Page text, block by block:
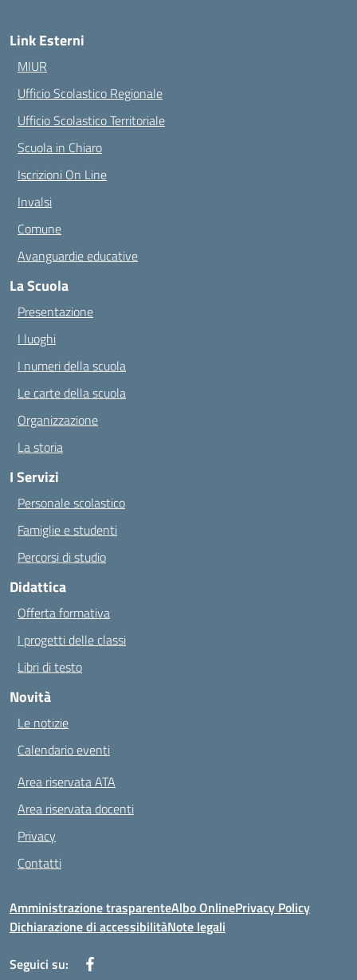
Link Esterni
MIUR
Ufficio Scolastico Regionale
Ufficio Scolastico Territoriale
Scuola in Chiaro
Iscrizioni On Line
Invalsi
Comune
Avanguardie educative
La Scuola
Presentazione
I luoghi
I numeri della scuola
Le carte della scuola
Organizzazione
La storia
I Servizi
Personale scolastico
Famiglie e studenti
Percorsi di studio
Didattica
Offerta formativa
I progetti delle classi
Libri di testo
Novità
Le notizie
Calendario eventi
Area riservata ATA
Area riservata docenti
Privacy
Contatti
Amministrazione trasparenteAlbo OnlinePrivacy Policy
Dichiarazione di accessibilitàNote legali
Seguici su: